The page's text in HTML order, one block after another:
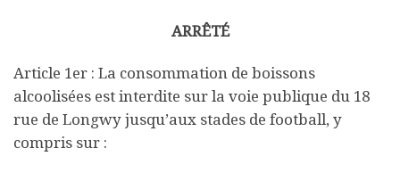
ARRÊTÉ
Article 1er : La consommation de boissons
alcoolisées est interdite sur la voie publique du 18
rue de Longwy jusqu’aux stades de football, y
compris sur :